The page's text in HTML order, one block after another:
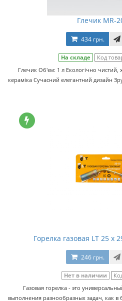
Глечик MR-
434 грн.
На складе Код
Глечик Об'єм: 1 л Екологічно чистий,
кераміка Сучасний елегантний дизайн
Горелка газовая LT 25 x
246 грн.
Нет в наличии
Газовая горелка - это
выполнения разнообразных задач, как в